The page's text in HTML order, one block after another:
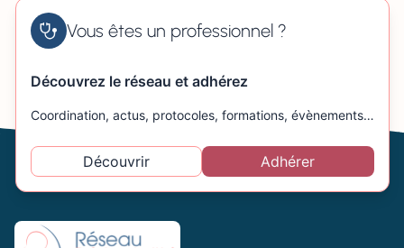
Vous êtes un professionnel ?
Découvrez le réseau et adhérez
Coordination, actus, protocoles, formations, évènements…
Découvrir Adhérer